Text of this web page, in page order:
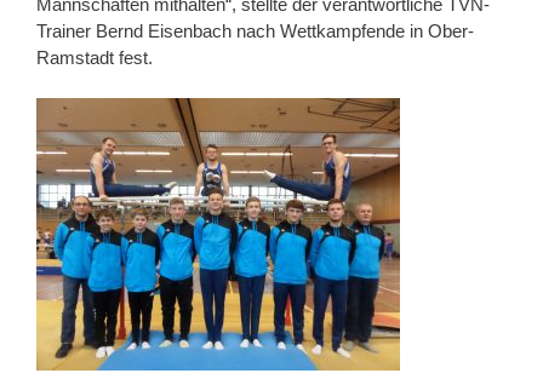
Trainer Bernd Eisenbach nach Wettkampfende in Ober-
Ramstadt fest.